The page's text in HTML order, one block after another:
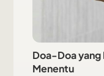
Doa-Doa yang
Menentu